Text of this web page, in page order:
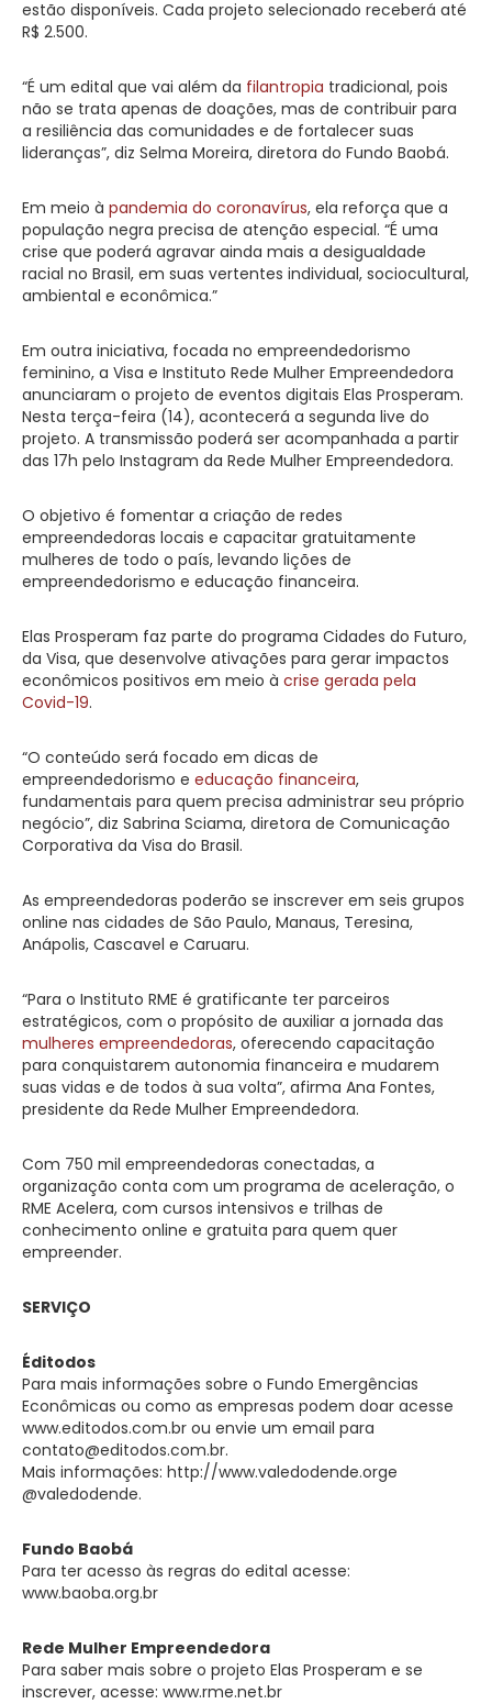
estão disponíveis. Cada projeto selecionado receberá até
R$ 2.500.
“É um edital que vai além da filantropia tradicional, pois
não se trata apenas de doações, mas de contribuir para
a resiliência das comunidades e de fortalecer suas
lideranças”, diz Selma Moreira, diretora do Fundo Baobá.
Em meio à pandemia do coronavírus, ela reforça que a
população negra precisa de atenção especial. “É uma
crise que poderá agravar ainda mais a desigualdade
racial no Brasil, em suas vertentes individual, sociocultural,
ambiental e econômica.”
Em outra iniciativa, focada no empreendedorismo
feminino, a Visa e Instituto Rede Mulher Empreendedora
anunciaram o projeto de eventos digitais Elas Prosperam.
Nesta terça-feira (14), acontecerá a segunda live do
projeto. A transmissão poderá ser acompanhada a partir
das 17h pelo Instagram da Rede Mulher Empreendedora.
O objetivo é fomentar a criação de redes
empreendedoras locais e capacitar gratuitamente
mulheres de todo o país, levando lições de
empreendedorismo e educação financeira.
Elas Prosperam faz parte do programa Cidades do Futuro,
da Visa, que desenvolve ativações para gerar impactos
econômicos positivos em meio à crise gerada pela
Covid-19.
“O conteúdo será focado em dicas de
empreendedorismo e educação financeira,
fundamentais para quem precisa administrar seu próprio
negócio”, diz Sabrina Sciama, diretora de Comunicação
Corporativa da Visa do Brasil.
As empreendedoras poderão se inscrever em seis grupos
online nas cidades de São Paulo, Manaus, Teresina,
Anápolis, Cascavel e Caruaru.
“Para o Instituto RME é gratificante ter parceiros
estratégicos, com o propósito de auxiliar a jornada das
mulheres empreendedoras, oferecendo capacitação
para conquistarem autonomia financeira e mudarem
suas vidas e de todos à sua volta”, afirma Ana Fontes,
presidente da Rede Mulher Empreendedora.
Com 750 mil empreendedoras conectadas, a
organização conta com um programa de aceleração, o
RME Acelera, com cursos intensivos e trilhas de
conhecimento online e gratuita para quem quer
empreender.
SERVIÇO
Éditodos
Para mais informações sobre o Fundo Emergências
Econômicas ou como as empresas podem doar acesse
www.editodos.com.br ou envie um email para
contato@editodos.com.br.
Mais informações: http://www.valedodende.orge
@valedodende.
Fundo Baobá
Para ter acesso às regras do edital acesse:
www.baoba.org.br
Rede Mulher Empreendedora
Para saber mais sobre o projeto Elas Prosperam e se
inscrever, acesse: www.rme.net.br